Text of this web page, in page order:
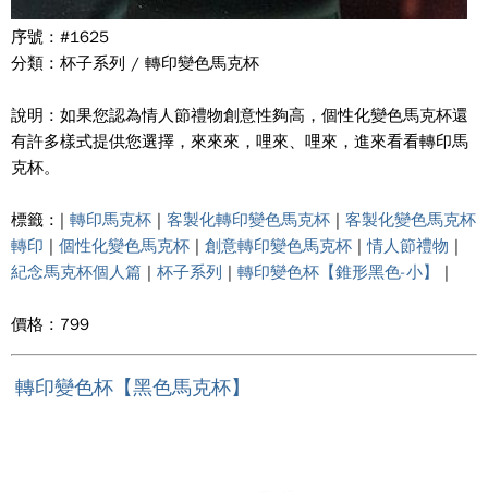
序號 : #1625
分類 : 杯子系列 / 轉印變色馬克杯
說明 : 如果您認為情人節禮物創意性夠高，個性化變色馬克杯還
有許多樣式提供您選擇，來來來，哩來、哩來，進來看看轉印馬
克杯。
標籤 : | 轉印馬克杯 | 客製化轉印變色馬克杯 | 客製化變色馬克杯
轉印 | 個性化變色馬克杯 | 創意轉印變色馬克杯 |情人節禮物 |
紀念馬克杯個人篇 | 杯子系列 | 轉印變色杯【錐形黑色-小】 |
價格 : 799
轉印變色杯【黑色馬克杯】